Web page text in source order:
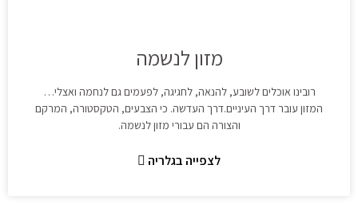
מזון לנשמה
רובינו אוכלים לשובע, להנאה, לחגיגה, לפעמים גם לנחמה ואצלי…
המזון עובר דרך העיניים.דרך העדשה. כי הצבעים, הטקסטורה, המרקם
והצורה הם עבורי מזון לנשמה.
לצפייה בגלריה